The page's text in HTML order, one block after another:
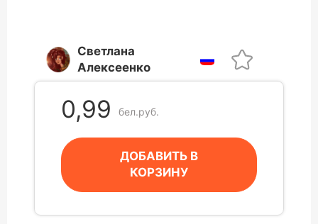
Светлана
Алексеенко
0,99 бел.руб.
ДОБАВИТЬ В
КОРЗИНУ